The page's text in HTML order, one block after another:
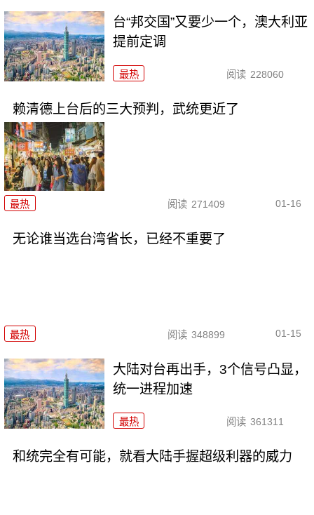
台“邦交国”又要少一个，澳大利亚
提前定调
最热 阅读 228060
赖清德上台后的三大预判，武统更近了
最热 阅读 271409 01-16
无论谁当选台湾省长，已经不重要了
最热 阅读 348899 01-15
大陆对台再出手，3个信号凸显，
统一进程加速
最热 阅读 361311
和统完全有可能，就看大陆手握超级利器的威力